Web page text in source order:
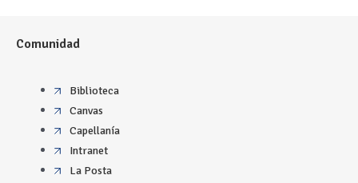
Comunidad
Biblioteca
Canvas
Capellanía
Intranet
La Posta